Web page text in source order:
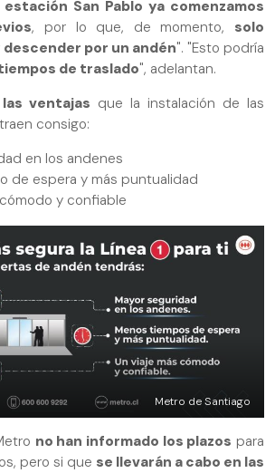
estación San Pablo ya comenzamos
, por lo que, de momento, solo
por un andén". "Esto podría
de traslado", adelantan.
las ventajas que la instalación de las
consigo:
en los andenes
de espera y más puntualidad
y confiable
Metro de Santiago
no han informado los plazos para
pero si que se llevarán a cabo en las